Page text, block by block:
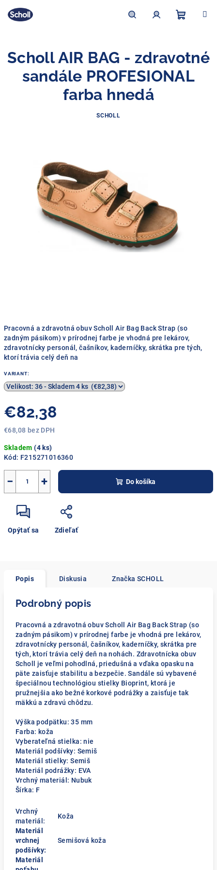
obsah
košík
Pracovná a zdravotná obuv Scholl Air Bag Back Strap (so
zadným pásikom) v prírodnej farbe je vhodná pre lekárov,
zdravotnícky personál, čašníkov, kaderníčky, skrátka pre tých,
ktorí trávia celý deň na
VARIANT:
€82,38
€68,08 bez DPH
cena:
Skladem(4 ks)
Kód: F215271016360
+
− Do košíka
Opýtať sa Zdieľať
Scholl AIR BAG - zdravotné
sandále PROFESIONAL
farba hnedá
SCHOLL
Popis Diskusia Značka SCHOLL
Podrobný popis
Pracovná a zdravotná obuv Scholl Air Bag Back Strap (so
zadným pásikom) v prírodnej farbe je vhodná pre lekárov,
zdravotnícky personál, čašníkov, kaderníčky, skrátka pre
tých, ktorí trávia celý deň na nohách. Zdravotnícka obuv
Scholl je veľmi pohodlná, priedušná a vďaka opasku na
päte zaisťuje stabilitu a bezpečie. Sandále sú vybavené
špeciálnou technológiou stielky Bioprint, ktorá je
pružnejšia ako bežné korkové podrážky a zaisťuje tak
mäkkú a zdravú chôdzu.
Výška podpätku: 35 mm
Farba: koža
Vyberateľná stielka: nie
Materiál podšívky: Semiš
Materiál stielky: Semiš
Materiál podrážky: EVA
Vrchný materiál: Nubuk
Šírka: F
Vrchný
materiál:
Koža
Materiál
vrchnej
podšívky:
Semišová koža
Materiál